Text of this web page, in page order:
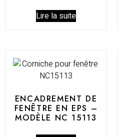
Lire la suite
ENCADREMENT DE
FENÊTRE EN EPS –
MODÈLE NC 15113